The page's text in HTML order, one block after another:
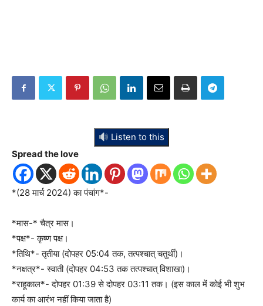
Listen to this
Spread the love
*(28 मार्च 2024) का पंचांग*-
*मास-* चैत्र मास।
*पक्ष*- कृष्ण पक्ष।
*तिथि*- तृतीया (दोपहर 05:04 तक, तत्पश्चात् चतुर्थी)।
*नक्षत्र*- स्वाती (दोपहर 04:53 तक तत्पश्चात् विशाखा)।
*राहूकाल*- दोपहर 01:39 से दोपहर 03:11 तक। (इस काल में कोई भी शुभ
कार्य का आरंभ नहीं किया जाता है)